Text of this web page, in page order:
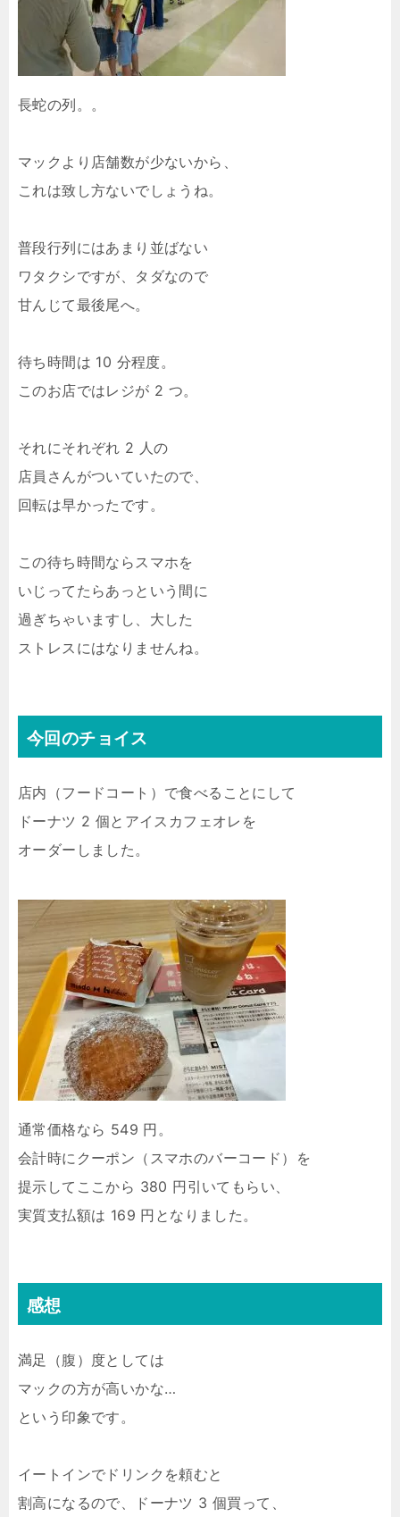
長蛇の列。。
マックより店舗数が少ないから、
これは致し方ないでしょうね。
普段行列にはあまり並ばない
ワタクシですが、タダなので
甘んじて最後尾へ。
待ち時間は 10 分程度。
このお店ではレジが 2 つ。
それにそれぞれ 2 人の
店員さんがついていたので、
回転は早かったです。
この待ち時間ならスマホを
いじってたらあっという間に
過ぎちゃいますし、大した
ストレスにはなりませんね。
今回のチョイス
店内（フードコート）で食べることにして
ドーナツ 2 個とアイスカフェオレを
オーダーしました。
通常価格なら 549 円。
会計時にクーポン（スマホのバーコード）を
提示してここから 380 円引いてもらい、
実質支払額は 169 円となりました。
感想
満足（腹）度としては
マックの方が高いかな…
という印象です。
イートインでドリンクを頼むと
割高になるので、ドーナツ 3 個買って、